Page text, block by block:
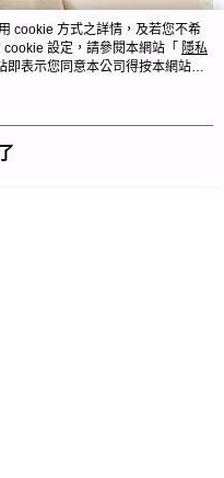
cookie 方式之詳情，及若您不希
設定，請參閱本網站「 隱私
即表示您同意本公司得按本網站使